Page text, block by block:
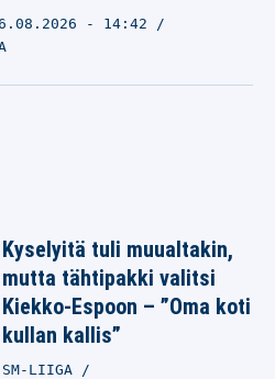
- 14:42
Kyselyitä tuli muualtakin,
mutta tähtipakki valitsi
Kiekko-Espoon – ”Oma koti
kullan kallis”
SM-LIIGA